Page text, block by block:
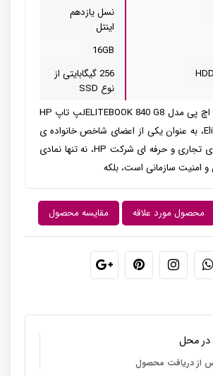
نسل یازدهم
اینتل
16GB
256 گیگابایتی از
نوع SSD
لپ تاپ 16 گیگ اچ پی مدل ELITEBOOK 840 G8لپ تاپ HP
EliteBook 840 G8، به عنوان یکی از اعضای شاخص خانواده ی
دستگاه های رده ی تجاری و حرفه ای شرکت HP، نه تنها نمادی
و امنیت سازمانی است، بلکه
محصول مورد علاقه مقایسه محصول
در محل
از دریافت محصول